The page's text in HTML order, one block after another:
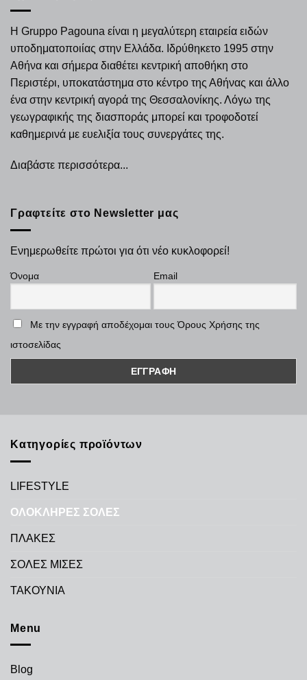
Η Gruppo Pagouna είναι η μεγαλύτερη εταιρεία ειδών
υποδηματοποιίας στην Ελλάδα. Ιδρύθηκετο 1995 στην
Αθήνα και σήμερα διαθέτει κεντρική αποθήκη στο
Περιστέρι, υποκατάστημα στο κέντρο της Αθήνας και άλλο
ένα στην κεντρική αγορά της Θεσσαλονίκης. Λόγω της
γεωγραφικής της διασποράς μπορεί και τροφοδοτεί
καθημερινά με ευελιξία τους συνεργάτες της.
Διαβάστε περισσότερα...
Γραφτείτε στο Newsletter μας
Ενημερωθείτε πρώτοι για ότι νέο κυκλοφορεί!
Όνομα Email
Με την εγγραφή αποδέχομαι τους Όρους Χρήσης της
ιστοσελίδας
Κατηγορίες προϊόντων
LIFESTYLE
ΟΛΟΚΛΗΡΕΣ ΣΟΛΕΣ
ΠΛΑΚΕΣ
ΣΟΛΕΣ ΜΙΣΕΣ
ΤΑΚΟΥΝΙΑ
Menu
Blog